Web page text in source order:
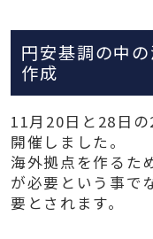
円安基調の中
作成
11月20日と28日
開催しました。
海外拠点を作るた
が必要という事で
要とされます。